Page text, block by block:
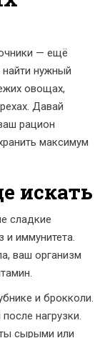
— ещё
нужный
овощах,
Давай
рацион
максимум
искать
сладкие
и иммунитета.
ваш организм
и брокколи.
нагрузки.
сырыми или